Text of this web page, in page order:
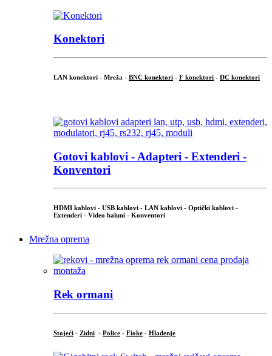
Konektori
LAN konektori - Mreža - BNC konektori - F konektori - DC konektori
Gotovi kablovi - Adapteri - Extenderi -
Konventori
HDMI kablovi - USB kablovi - LAN kablovi - Optički kablovi -
Extenderi - Video baluni - Konventori
Mrežna oprema
Rek ormani
Stojeći - Zidni - Police - Fioke - Hlađenje